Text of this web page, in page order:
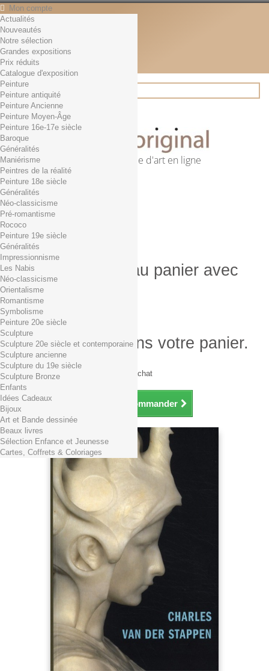
Mon compte
Contact
Français
English
Français
Actualités
Rechercher
Première librairie d'art en ligne
Panier (vide)
Aucun produit
0,01€ dès 29€ d'achat
0,00 € Total
Commander
Produit ajouté au panier avec
succès
Quantité
Total
Il y a 1 produit dans votre panier.
Total produits TTC
Frais de port TTC
0,01€ dès 29€ d'achat
Total TTC
Continuer mes achats Commander
Actualités
Nouveautés
Notre sélection
Grandes expositions
Prix réduits
Catalogue d'exposition
Peinture
Peinture antiquité
Peinture Ancienne
Peinture Moyen-Âge
Peinture 16e-17e siècle
Baroque
Généralités
Maniérisme
Peintres de la réalité
Peinture 18e siècle
Généralités
Néo-classicisme
Pré-romantisme
Rococo
Peinture 19e siècle
Généralités
Impressionnisme
Les Nabis
Néo-classicisme
Orientalisme
Romantisme
Symbolisme
Peinture 20e siècle
Sculpture
Sculpture 20e siècle et contemporaine
Sculpture ancienne
Sculpture du 19e siècle
Sculpture Bronze
Enfants
Idées Cadeaux
Bijoux
Art et Bande dessinée
Beaux livres
Sélection Enfance et Jeunesse
Cartes, Coffrets & Coloriages